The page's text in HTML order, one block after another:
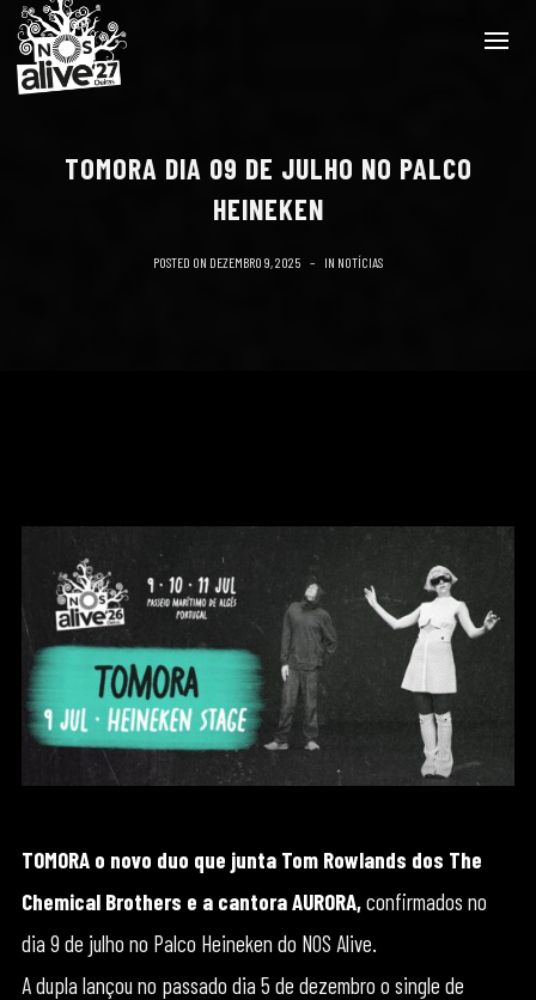
TOMORA DIA 09 DE JULHO NO PALCO
HEINEKEN
POSTED ON DEZEMBRO 9, 2025 IN NOTÍCIAS
TOMORA o novo duo que junta Tom Rowlands dos The
Chemical Brothers e a cantora AURORA,confirmados no
dia 9 de julho no Palco Heineken do NOS Alive.
A dupla lançou no passado dia 5 de dezembro o single de